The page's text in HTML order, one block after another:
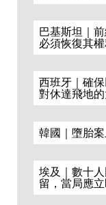
巴基斯坦｜
必須恢復其
西班牙｜確
對休達飛地
韓國｜墮胎
埃及｜數十
留，當局應